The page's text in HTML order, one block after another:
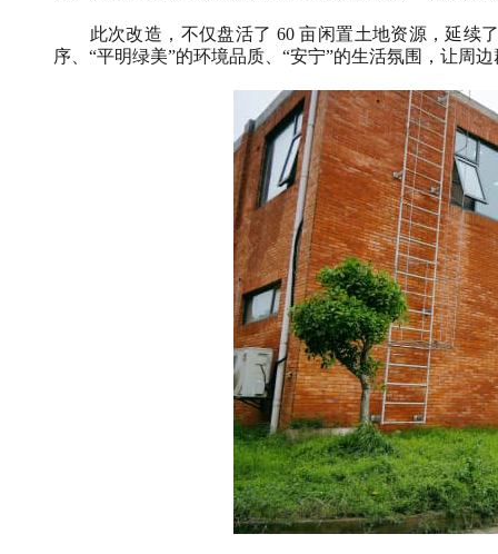
此次改造，不仅盘活了 60 亩闲置土地资源，延续了
序、“平明绿美”的环境品质、“安宁”的生活氛围，让周